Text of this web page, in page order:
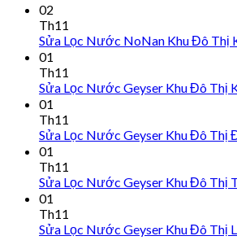
02
Th11
Sửa Lọc Nước NoNan Khu Đô Thị
01
Th11
Sửa Lọc Nước Geyser Khu Đô Thị
01
Th11
Sửa Lọc Nước Geyser Khu Đô Thị
01
Th11
Sửa Lọc Nước Geyser Khu Đô Thị
01
Th11
Sửa Lọc Nước Geyser Khu Đô Thị